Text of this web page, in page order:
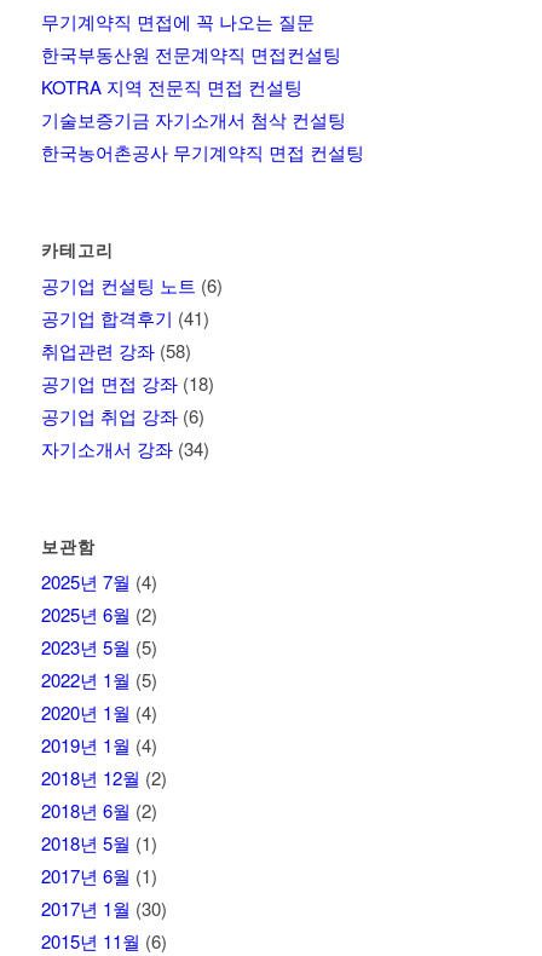
무기계약직 면접에 꼭 나오는 질문
한국부동산원 전문계약직 면접컨설팅
KOTRA 지역 전문직 면접 컨설팅
기술보증기금 자기소개서 첨삭 컨설팅
한국농어촌공사 무기계약직 면접 컨설팅
카테고리
공기업 컨설팅 노트 (6)
공기업 합격후기 (41)
취업관련 강좌(58)
공기업 면접 강좌(18)
공기업 취업 강좌(6)
자기소개서 강좌(34)
보관함
2025년 7월 (4)
2025년 6월 (2)
2023년 5월 (5)
2022년 1월 (5)
2020년 1월 (4)
2019년 1월 (4)
2018년 12월 (2)
2018년 6월 (2)
2018년 5월 (1)
2017년 6월 (1)
2017년 1월 (30)
2015년 11월 (6)